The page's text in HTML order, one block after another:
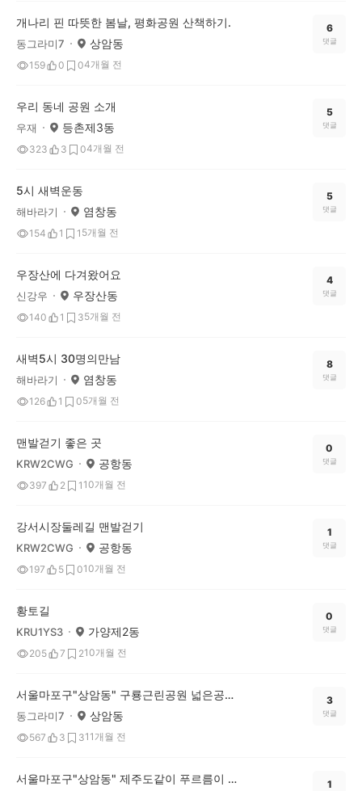
개나리 핀 따뜻한 봄날, 평화공원 산책하기.
동그라미7 상암동
159 0 04개월 전
6
댓글
우리 동네 공원 소개
우재 등촌제3동
323 3 04개월 전
5
댓글
5시 새벽운동
해바라기 염창동
154 1 1 5개월 전
5
댓글
우장산에 다겨왔어요
신강우 우장산동
140 1 35개월 전
4
댓글
새벽5시 30명의만남
해바라기 염창동
126 1 05개월 전
8
댓글
맨발걷기 좋은 곳
KRW2CWG 공항동
397 2 1 10개월 전
0
댓글
강서시장둘레길 맨발걷기
KRW2CWG 공항동
197 5 010개월 전
1
댓글
황토길
KRU1YS3 가양제2동
205 7 210개월 전
0
댓글
서울마포구"상암동" 구룡근린공원 넓은공원에서 운동해요.
동그라미7 상암동
567 3 311개월 전
3
댓글
서울마포구"상암동" 제주도같이 푸르름이 물씬 풍겨진 월드컵 공원 등 이 즐비되 있어요 1